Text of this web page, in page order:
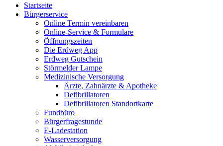
Startseite
Bürgerservice
Online Termin vereinbaren
Online-Service & Formulare
Öffnungszeiten
Die Erdweg App
Erdweg Gutschein
Störmelder Lampe
Medizinische Versorgung
Ärzte, Zahnärzte & Apotheke
Defibrillatoren
Defibrillatoren Standortkarte
Fundbüro
Bürgerfragestunde
E-Ladestation
Wasserversorgung